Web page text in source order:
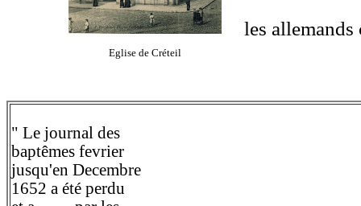
Eglise de Créteil
les
" Le journal des
baptêmes fevrier
jusqu'en Decembre
1652 a été perdu